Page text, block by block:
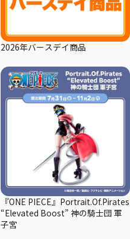
2026年バースデイ商品
『ONE PIECE』Portrait.Of.Pirates
“Elevated Boost” 神の騎士団 軍
子宮